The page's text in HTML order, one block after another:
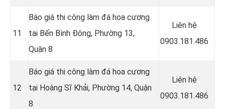
11
Báo giá thi công làm đá hoa cương
tại Bến Bình Đông, Phường 13,
Quận 8
Liên hệ
0903.181.486
12
Báo giá thi công làm đá hoa cương
tại Hoàng Sĩ Khải, Phường 14, Quận
8
Liên hệ
0903.181.486